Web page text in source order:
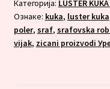
количина
Категорија: LUSTER
Ознаке: kuka, luster kuka
poler, sraf, srafovska
vijak, zicani proizvodi